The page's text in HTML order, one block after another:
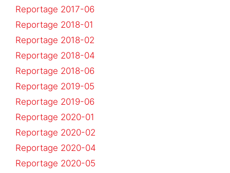
Reportage 2017-06
Reportage 2018-01
Reportage 2018-02
Reportage 2018-04
Reportage 2018-06
Reportage 2019-05
Reportage 2019-06
Reportage 2020-01
Reportage 2020-02
Reportage 2020-04
Reportage 2020-05